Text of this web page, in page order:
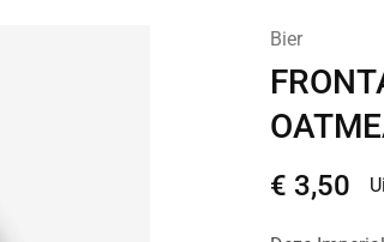
Bier
€ 3,50